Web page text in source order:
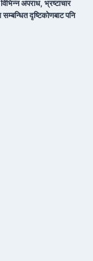
अपराध, भ्रष्टाचार
दृष्टिकोणबाट पनि